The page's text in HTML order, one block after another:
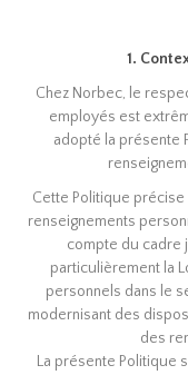
1.
Chez Norbec, le
employés est
adopté la présente
Cette Politique
renseignements
compte du cadre
particulièrement la
personnels dans le
modernisant des
des
La présente Politique